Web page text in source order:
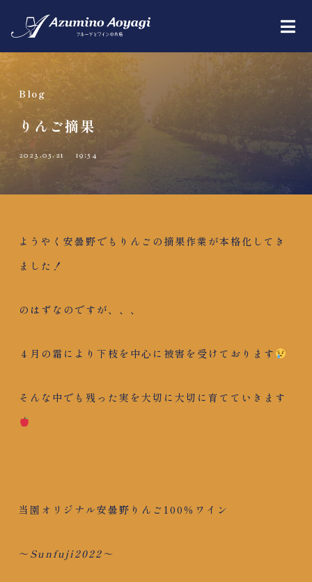
Blog
りんご摘果
2023.05.21 19:54
ようやく安曇野でもりんごの摘果作業が本格化してき
ました！
のはずなのですが、、、
４月の霜により下枝を中心に被害を受けております
そんな中でも残った実を大切に大切に育てていきます
当園オリジナル安曇野りんご100％ワイン
～ Sunfuji2022～